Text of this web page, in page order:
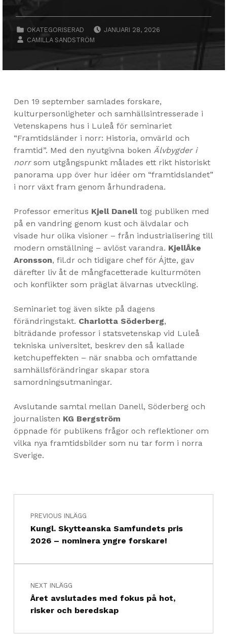
CATEGORIZED IN:
OKATEGORISERAD JANUARI 28, 2026
CAMILLA SANDSTRÖM
Den 19 september samlades forskare,
kulturpersonligheter och samhällsintresserade i
Vetenskapens hus i Luleå för seminariet
“Framtidsländer i norr: Historia, omvärld och
framtid”. Med den nyutgivna boken Älvbygder i
norr som utgångspunkt målades ett rikt historiskt
panorama upp över hur idéer om “framtidslandet”
i norr växt fram genom århundradena.
Professor emeritus Kjell Danelltog publiken med
på en vandring genom kust och älvdalar och
visade hur olika visioner – från industrialisering till
modern omställning – avlöst varandra. KjellÅke
Aronsson, fil.dr och tidigare chef för Ájtte, gav
därefter liv åt de mångfacetterade kulturmöten
och konflikter som präglat älvarnas utveckling.
Seminariet tog även sikte på dagens
förändringstakt. Charlotta Söderberg,
biträdande professor i statsvetenskap vid Luleå
tekniska universitet, beskrev den så kallade
ketchupeffekten – när snabba och omfattande
samhällsförändringar skapar stora
samordningsutmaningar.
Avslutande samtal mellan Danell, Söderberg och
journalisten KG Bergström
öppnade för publikens frågor och reflektioner om
vilka nya framtidsbilder som nu tar form i norra
Sverige.
Skip back to main navigation
Inläggsnavigering
PREVIOUS INLÄGG
Kungl. Skytteanska Samfundets pris
2026 – nominera yngre forskare!
NEXT INLÄGG
Året avslutades med fokus på hot,
risker och beredskap